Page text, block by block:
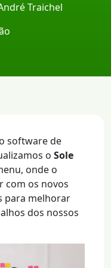
Traichel
software de
o Sole
onde o
com os novos
para melhorar
dos nossos